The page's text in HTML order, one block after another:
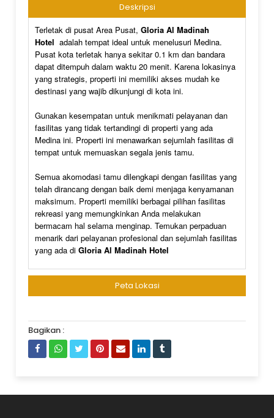
Deskripsi
Terletak di pusat Area Pusat,Gloria Al Madinah
Hotel adalah tempat ideal untuk menelusuri Medina.
Pusat kota terletak hanya sekitar 0.1 km dan bandara
dapat ditempuh dalam waktu 20 menit. Karena lokasinya
yang strategis, properti ini memiliki akses mudah ke
destinasi yang wajib dikunjungi di kota ini.
Gunakan kesempatan untuk menikmati pelayanan dan
fasilitas yang tidak tertandingi di properti yang ada
Medina ini. Properti ini menawarkan sejumlah fasilitas di
tempat untuk memuaskan segala jenis tamu.
Semua akomodasi tamu dilengkapi dengan fasilitas yang
telah dirancang dengan baik demi menjaga kenyamanan
maksimum. Properti memiliki berbagai pilihan fasilitas
rekreasi yang memungkinkan Anda melakukan
bermacam hal selama menginap. Temukan perpaduan
menarik dari pelayanan profesional dan sejumlah fasilitas
yang ada diGloria Al Madinah Hotel
Peta Lokasi
Bagikan :